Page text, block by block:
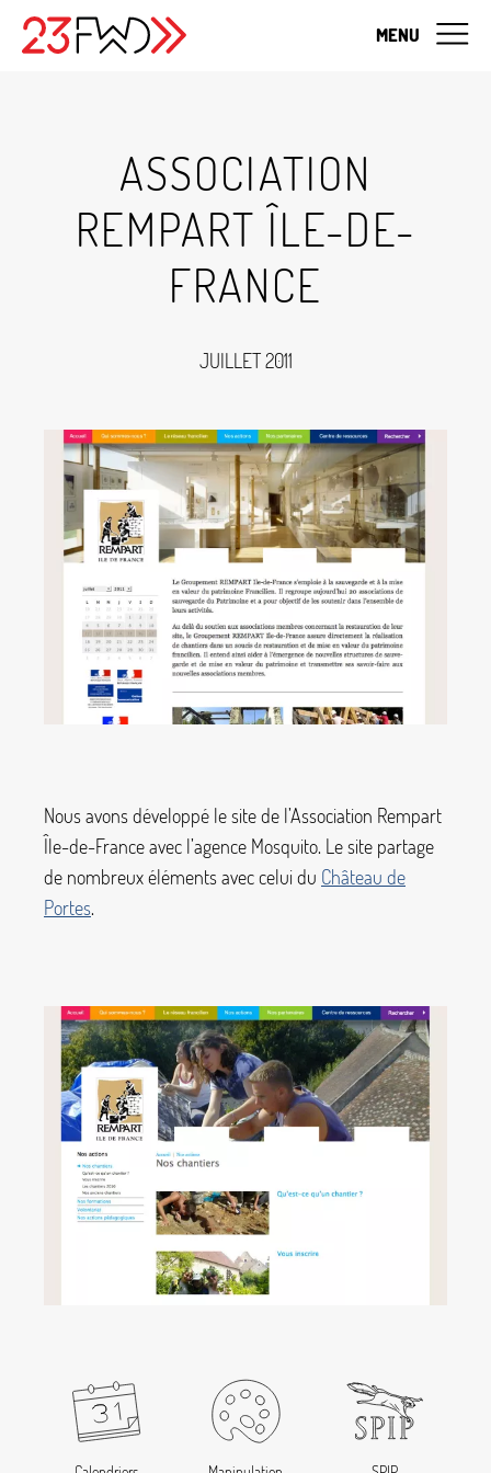
MENU
ASSOCIATION
REMPART ÎLE-DE-
FRANCE
JUILLET 2011
Nous avons développé le site de l’Association Rempart
Île-de-France avec l’agence Mosquito. Le site partage
de nombreux éléments avec celui du Château de
Portes.